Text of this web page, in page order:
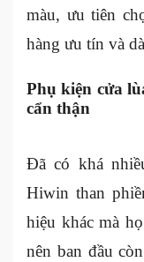
màu, ưu tiên
hàng ưu tín và
Phụ kiện cửa
cẩn thận
Đã có khá
Hiwin than
hiệu khác mà
nên ban đầu